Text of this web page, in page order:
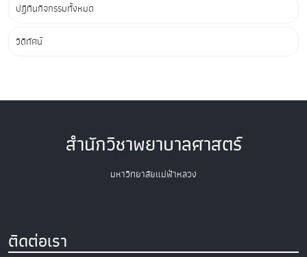
ปฏิทินกิจกรรมทั้งหมด
วิดีทัศน์
สำนักวิชาพยาบาลศาสตร์
มหาวิทยาลัยแม่ฟ้าหลวง
ติดต่อเรา